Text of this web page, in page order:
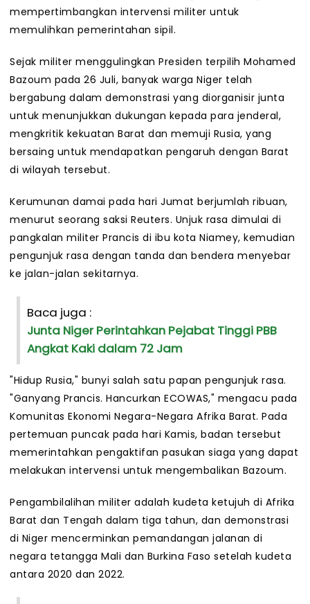
mempertimbangkan intervensi militer untuk
memulihkan pemerintahan sipil.
Sejak militer menggulingkan Presiden terpilih Mohamed
Bazoum pada 26 Juli, banyak warga Niger telah
bergabung dalam demonstrasi yang diorganisir junta
untuk menunjukkan dukungan kepada para jenderal,
mengkritik kekuatan Barat dan memuji Rusia, yang
bersaing untuk mendapatkan pengaruh dengan Barat
di wilayah tersebut.
Kerumunan damai pada hari Jumat berjumlah ribuan,
menurut seorang saksi Reuters. Unjuk rasa dimulai di
pangkalan militer Prancis di ibu kota Niamey, kemudian
pengunjuk rasa dengan tanda dan bendera menyebar
ke jalan-jalan sekitarnya.
Baca juga :
Junta Niger Perintahkan Pejabat Tinggi PBB
Angkat Kaki dalam 72 Jam
"Hidup Rusia," bunyi salah satu papan pengunjuk rasa.
"Ganyang Prancis. Hancurkan ECOWAS," mengacu pada
Komunitas Ekonomi Negara-Negara Afrika Barat. Pada
pertemuan puncak pada hari Kamis, badan tersebut
memerintahkan pengaktifan pasukan siaga yang dapat
melakukan intervensi untuk mengembalikan Bazoum.
Pengambilalihan militer adalah kudeta ketujuh di Afrika
Barat dan Tengah dalam tiga tahun, dan demonstrasi
di Niger mencerminkan pemandangan jalanan di
negara tetangga Mali dan Burkina Faso setelah kudeta
antara 2020 dan 2022.